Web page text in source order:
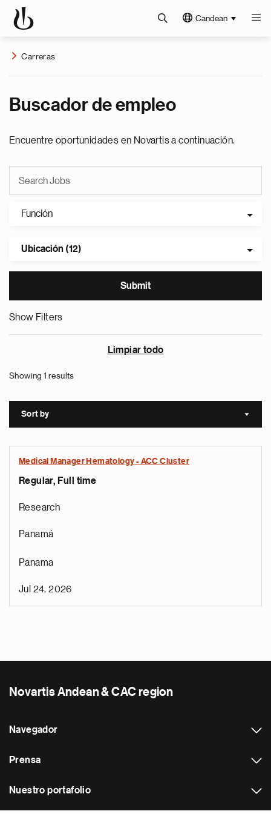
Candean
Carreras
Buscador de empleo
Encuentre oportunidades en Novartis a continuación.
Función
Ubicación (12)
Show Filters
Limpiar todo
Showing 1 results
Sort by Sort
Medical Manager Hematology - ACC Cluster
Regular, Full time
Research
Panamá
Panama
Jul 24, 2026
Novartis Andean & CAC region
Navegador
Prensa
Nuestro portafolio